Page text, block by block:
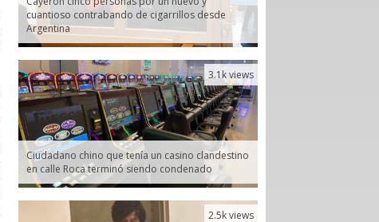
cuantioso contrabando de cigarrillos desde
Argentina
Ciudadano chino que tenía un casino clandestino
en calle Roca terminó siendo condenado
3.1k views
2.5k views